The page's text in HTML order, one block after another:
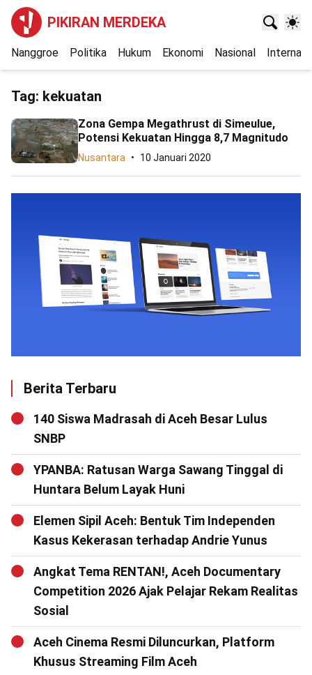
PIKIRAN MERDEKA
Nanggroe Politika Hukum Ekonomi Nasional
Tag: kekuatan
Zona Gempa Megathrust di Simeulue,
Potensi Kekuatan Hingga 8,7 Magnitudo
Nusantara 10 Januari 2020
Berita Terbaru
140 Siswa Madrasah di Aceh Besar Lulus
SNBP
YPANBA: Ratusan Warga Sawang Tinggal di
Huntara Belum Layak Huni
Elemen Sipil Aceh: Bentuk Tim Independen
Kasus Kekerasan terhadap Andrie Yunus
Angkat Tema RENTAN!, Aceh Documentary
Competition 2026 Ajak Pelajar Rekam Realitas
Sosial
Aceh Cinema Resmi Diluncurkan, Platform
Khusus Streaming Film Aceh